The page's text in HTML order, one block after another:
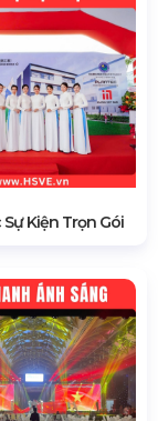
Kiện Trọn Gói